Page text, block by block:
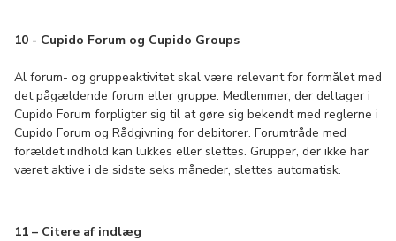
10 - Cupido Forum og Cupido Groups
Al forum- og gruppeaktivitet skal være relevant for formålet med
det pågældende forum eller gruppe. Medlemmer, der deltager i
Cupido Forum forpligter sig til at gøre sig bekendt med reglerne i
Cupido Forum og Rådgivning for debitorer. Forumtråde med
forældet indhold kan lukkes eller slettes. Grupper, der ikke har
været aktive i de sidste seks måneder, slettes automatisk.
11 – Citere af indlæg